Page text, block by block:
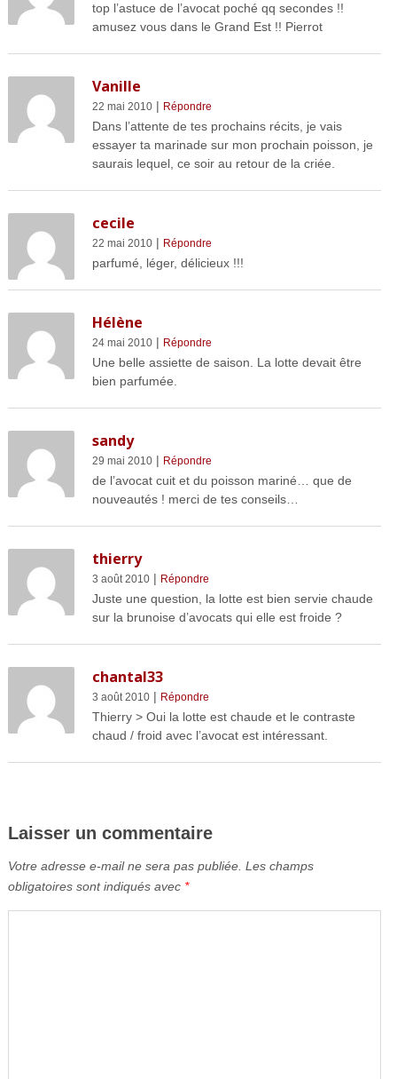
top l’astuce de l’avocat poché qq secondes !!
amusez vous dans le Grand Est !! Pierrot
Vanille
22 mai 2010| Répondre
Dans l’attente de tes prochains récits, je vais
essayer ta marinade sur mon prochain poisson, je
saurais lequel, ce soir au retour de la criée.
cecile
22 mai 2010| Répondre
parfumé, léger, délicieux !!!
Hélène
24 mai 2010| Répondre
Une belle assiette de saison. La lotte devait être
bien parfumée.
sandy
29 mai 2010| Répondre
de l’avocat cuit et du poisson mariné… que de
nouveautés ! merci de tes conseils…
thierry
3 août 2010| Répondre
Juste une question, la lotte est bien servie chaude
sur la brunoise d’avocats qui elle est froide ?
chantal33
3 août 2010| Répondre
Thierry > Oui la lotte est chaude et le contraste
chaud / froid avec l’avocat est intéressant.
Laisser un commentaire
Votre adresse e-mail ne sera pas publiée. Les champs
obligatoires sont indiqués avec *